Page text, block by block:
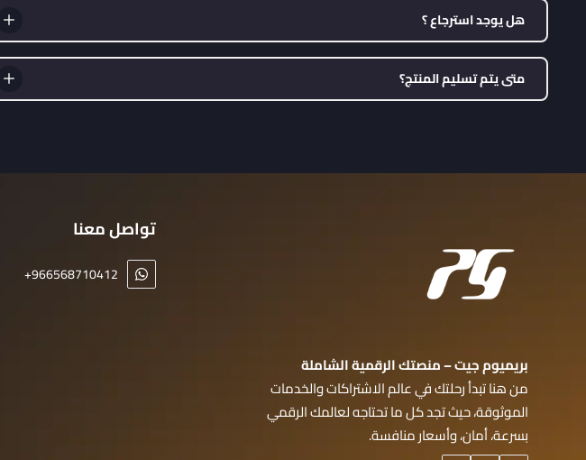
هل يوجد استرجاع ؟
متى يتم تسليم المنتج؟
بريميوم جيت – منصتك الرقمية الشاملة
من هنا تبدأ رحلتك في عالم الاشتراكات والخدمات
الموثوقة، حيث تجد كل ما تحتاجه لعالمك الرقمي
بسرعة، أمان، وأسعار منافسة.
تواصل معنا
+966568710412